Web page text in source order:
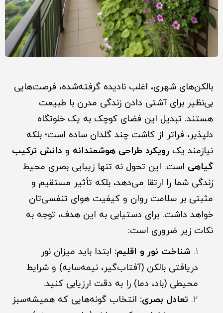
بالکن‌های شهری، اغلب نادیده گرفته‌شده، فرصت‌هایی
بی‌نظیر برای آشتی دادن زندگی مدرن با طبیعت
هستند. تبدیل این فضای کوچک به یک خلوتگاه
دلپذیر، فراتر از کاشت چند گلدان ساده است؛ بلکه
نیازمند یک رویکرد طراحی هوشمندانه و دانش ترکیب
گیاهی است. این تحول نه تنها زیبایی بصری محیط
زندگی شما را ارتقا می‌دهد، بلکه تأثیر مستقیم و
مثبتی بر سلامت روان و کیفیت هوای تنفسی‌تان
خواهد داشت. برای دستیابی به این هدف، توجه به
نکات زیر ضروری است:
شناخت نور و اقلیم: ابتدا باید میزان نور
دریافتی بالکن (آفتاب‌گیر، نیمه‌سایه) و شرایط
محیطی (باد، دما) را به دقت ارزیابی کنید.
تعادل بصری: انتخاب گونه‌هایی که همیشه‌سبز